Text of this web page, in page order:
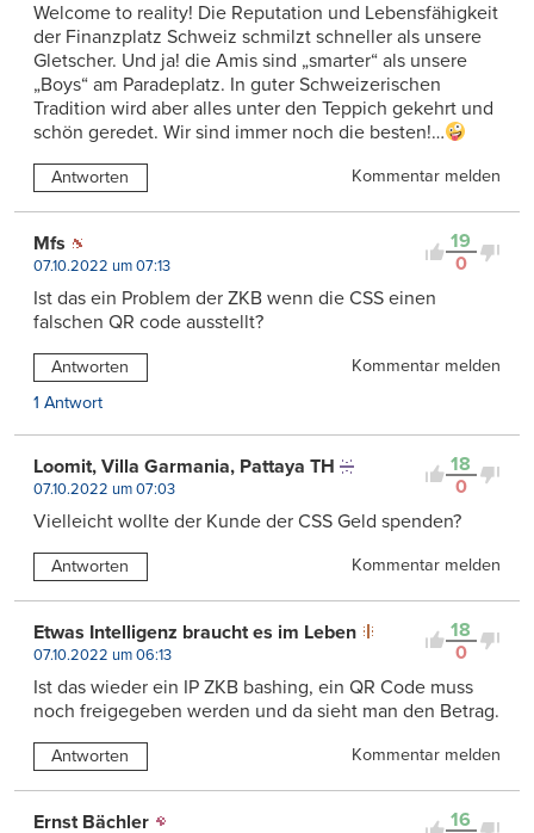
Welcome to reality! Die Reputation und Lebensfähigkeit
der Finanzplatz Schweiz schmilzt schneller als unsere
Gletscher. Und ja! die Amis sind „smarter“ als unsere
„Boys“ am Paradeplatz. In guter Schweizerischen
Tradition wird aber alles unter den Teppich gekehrt und
schön geredet. Wir sind immer noch die besten!…
Antworten Kommentar melden
19
0
Mfs
07.10.2022 um 07:13
Ist das ein Problem der ZKB wenn die CSS einen
falschen QR code ausstellt?
Antworten
Kommentar melden
1 Antwort
18
0
Loomit, Villa Garmania, Pattaya TH
07.10.2022 um 07:03
Vielleicht wollte der Kunde der CSS Geld spenden?
Antworten Kommentar melden
18
0
Etwas Intelligenz braucht es im Leben
07.10.2022 um 06:13
Ist das wieder ein IP ZKB bashing, ein QR Code muss
noch freigegeben werden und da sieht man den Betrag.
Antworten Kommentar melden
16
Ernst Bächler